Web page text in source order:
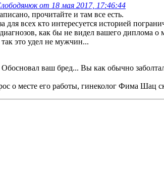
от 18 мая 2017, 17:46:44
прочитайте и там все есть.
для всех кто интересуется историей
как бы не видел вашего диплома о
это удел не мужчин...
ваш бред... Вы как обычно
о месте его работы, гинеколог Фима Шац